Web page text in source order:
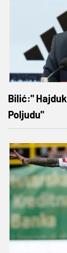
Bilić:"
Poljudu"